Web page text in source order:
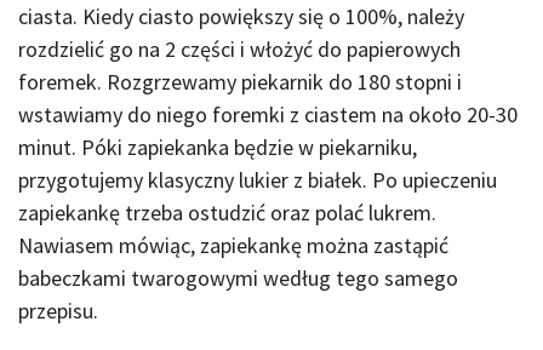
ciasta. Kiedy ciasto powiększy się o 100%, należy
rozdzielić go na 2 części i włożyć do papierowych
foremek. Rozgrzewamy piekarnik do 180 stopni i
wstawiamy do niego foremki z ciastem na około 20-30
minut. Póki zapiekanka będzie w piekarniku,
przygotujemy klasyczny lukier z białek. Po upieczeniu
zapiekankę trzeba ostudzić oraz polać lukrem.
Nawiasem mówiąc, zapiekankę można zastąpić
babeczkami twarogowymi według tego samego
przepisu.